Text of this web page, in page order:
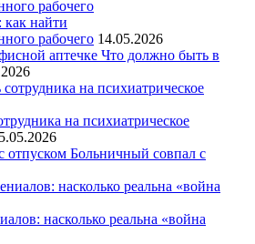
как найти
рабочего 14.05.2026
Что должно быть в
на психиатрическое
Больничный совпал с
насколько реальна «война